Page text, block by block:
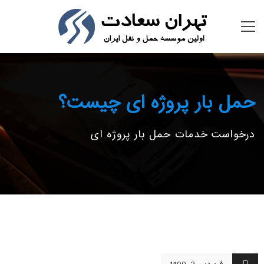
حمل بار پروژه ای چیست؟
درخواست خدمات حمل بار پروژه ای